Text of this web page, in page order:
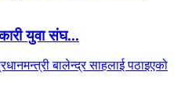
युवा संघ...